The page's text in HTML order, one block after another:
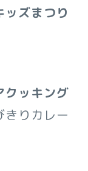
ッズまつり
クッキング
きりカレー